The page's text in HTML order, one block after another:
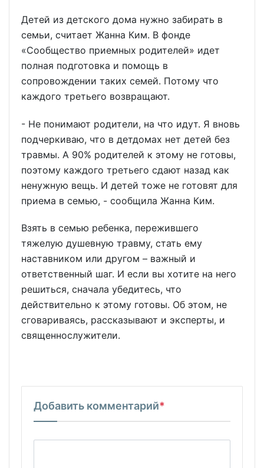
Детей из детского дома нужно забирать в
семьи, считает Жанна Ким. В фонде
«Сообщество приемных родителей» идет
полная подготовка и помощь в
сопровождении таких семей. Потому что
каждого третьего возвращают.
- Не понимают родители, на что идут. Я вновь
подчеркиваю, что в детдомах нет детей без
травмы. А 90% родителей к этому не готовы,
поэтому каждого третьего сдают назад как
ненужную вещь. И детей тоже не готовят для
приема в семью, - сообщила Жанна Ким.
Взять в семью ребенка, пережившего
тяжелую душевную травму, стать ему
наставником или другом – важный и
ответственный шаг. И если вы хотите на него
решиться, сначала убедитесь, что
действительно к этому готовы. Об этом, не
сговариваясь, рассказывают и эксперты, и
священнослужители.
Добавить комментарий*